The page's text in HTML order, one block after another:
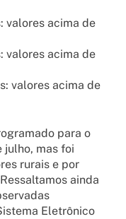
valores acima de
valores acima de
valores acima de
para o
julho, mas foi
rurais e por
ainda
Eletrônico